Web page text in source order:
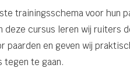
trainingsschema voor hun
deze cursus leren wij ruiters
paarden en geven wij
te gaan.